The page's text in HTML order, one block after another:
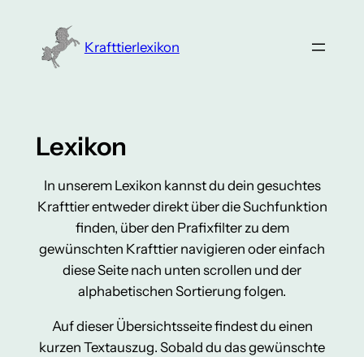
springen
Krafttierlexikon
Lexikon
In unserem Lexikon kannst du dein gesuchtes
Krafttier entweder direkt über die Suchfunktion
finden, über den Prafixfilter zu dem
gewünschten Krafttier navigieren oder einfach
diese Seite nach unten scrollen und der
alphabetischen Sortierung folgen.
Auf dieser Übersichtsseite findest du einen
kurzen Textauszug. Sobald du das gewünschte